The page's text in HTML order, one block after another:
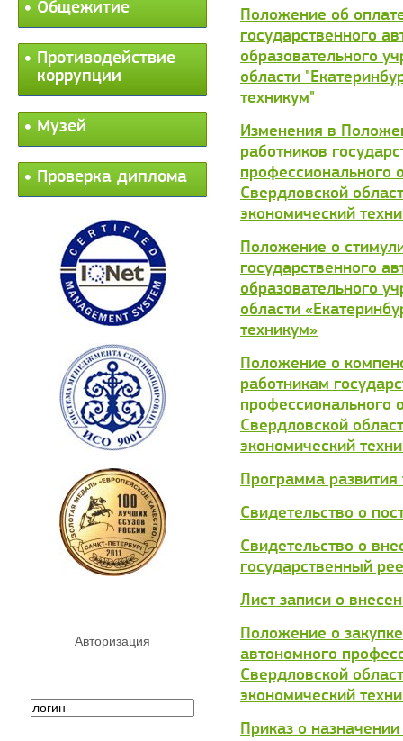
Общежитие
Противодействие
коррупции
Музей
Проверка диплома
Авторизация
Положение об
государственного
образовательного
области
техникум"
Изменения в
работников
профессионального
Свердловской
экономический
Положение о
государственного
образовательного
области
техникум»
Положение о
работникам
профессионального
Свердловской
экономический
Программа
Свидетельство о
Свидетельство о
государственный
Лист записи о
Положение о
автономного
Свердловской
экономический
Приказ о